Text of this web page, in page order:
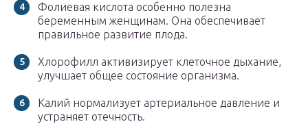
Фолиевая кислота особенно полезна
беременным женщинам. Она обеспечивает
правильное развитие плода.
Хлорофилл активизирует клеточное дыхание,
улучшает общее состояние организма.
Калий нормализует артериальное давление и
устраняет отечность.